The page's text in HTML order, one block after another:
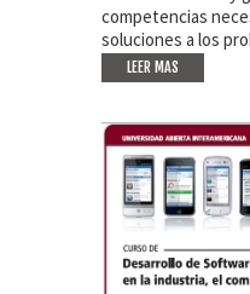
competencias
soluciones a los
LEER MAS